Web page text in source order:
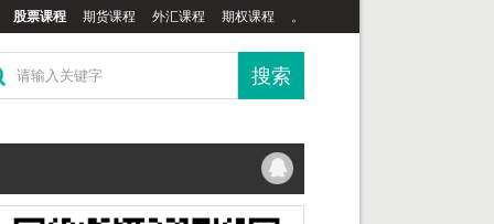
股票课程 期货课程 外汇课程 期权课程 。